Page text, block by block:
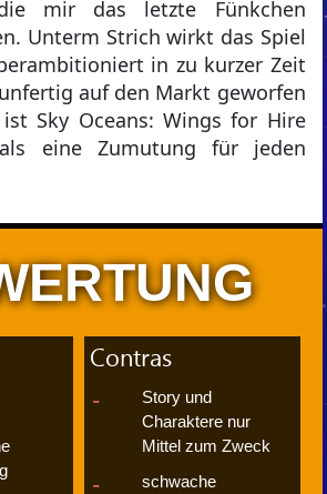
mir das letzte Fünkchen
Unterm Strich wirkt das Spiel
in zu kurzer Zeit
auf den Markt geworfen
Sky Oceans: Wings for Hire
eine Zumutung für jeden
Contras
Story und
Charaktere nur
Mittel zum Zweck
schwache